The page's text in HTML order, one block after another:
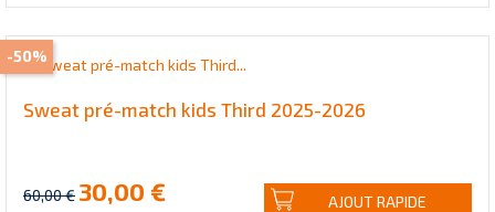
Sweat pré-match kids Third 2025-2026
60,00 € 30,00 € AJOUT RAPIDE
-50%